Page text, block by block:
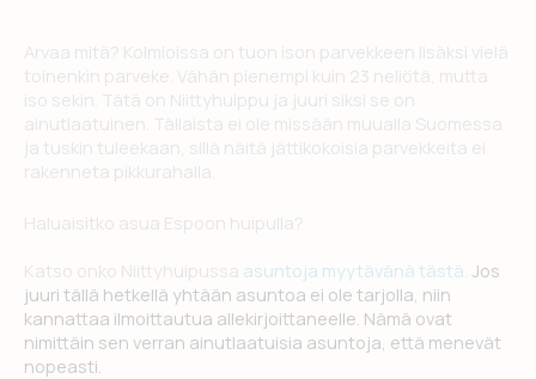
Arvaa mitä? Kolmioissa on tuon ison parvekkeen lisäksi vielä
toinenkin parveke. Vähän pienempi kuin 23 neliötä, mutta
iso sekin. Tätä on Niittyhuippu ja juuri siksi se on
ainutlaatuinen. Tällaista ei ole missään muualla Suomessa
ja tuskin tuleekaan, sillä näitä jättikokoisia parvekkeita ei
rakenneta pikkurahalla.
Haluaisitko asua Espoon huipulla?
Katso onko Niittyhuipussa asuntoja myytävänä tästä. Jos
juuri tällä hetkellä yhtään asuntoa ei ole tarjolla, niin
kannattaa ilmoittautua allekirjoittaneelle. Nämä ovat
nimittäin sen verran ainutlaatuisia asuntoja, että menevät
nopeasti.